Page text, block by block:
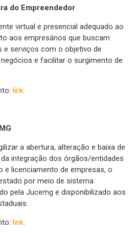
do Empreendedor
virtual e presencial adequado ao
aos empresários que buscam
serviços com o objetivo de
e facilitar o surgimento de
link.
a abertura, alteração e baixa de
integração dos órgãos/entidades
e licenciamento de empresas, o
por meio de sistema
pela Jucemg e disponibilizado aos
link.